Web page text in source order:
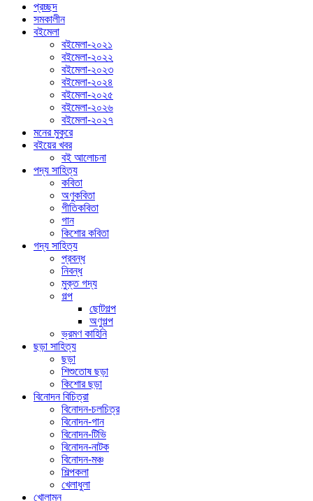
প্রচ্ছদ
সমকালীন
বইমেলা
বইমেলা-২০২১
বইমেলা-২০২২
বইমেলা-২০২৩
বইমেলা-২০২৪
বইমেলা-২০২৫
বইমেলা-২০২৬
বইমেলা-২০২৭
মনের মুকুরে
বইয়ের খবর
বই আলোচনা
পদ্য সাহিত্য
কবিতা
অণুকবিতা
গীতিকবিতা
গান
কিশোর কবিতা
গদ্য সাহিত্য
প্রবন্ধ
নিবন্ধ
মুক্ত গদ্য
গল্প
ছোটগল্প
অণুগল্প
ভ্রমণ কাহিনি
ছড়া সাহিত্য
ছড়া
শিশুতোষ ছড়া
কিশোর ছড়া
বিনোদন বিচিত্রা
বিনোদন-চলচিত্র
বিনোদন-গান
বিনোদন-টিভি
বিনোদন-নাটক
বিনোদন-মঞ্চ
শিল্পকলা
খেলাধুলা
খোলামন